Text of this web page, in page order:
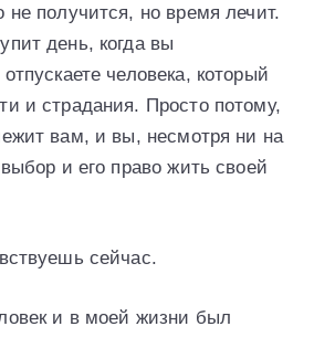
не получится, но время лечит.
день, когда вы
человека, который
и страдания. Просто потому,
вам, и вы, несмотря ни на
и его право жить своей
сейчас.
и в моей жизни был